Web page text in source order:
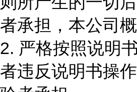
者承担，本公司概
2. 严格按照说明
者违反说明书操